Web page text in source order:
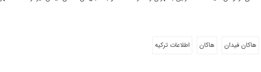
هاکان فیدان هاکان اطلاعات ترکیه